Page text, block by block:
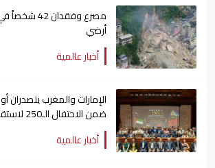
مصرع وفقدان
أرضي
أخبار عالمية
الإمارات والمغرب يتصدران
ضمن الاحتفال الـ250 لاستقلال أمريكا
أخبار عالمية